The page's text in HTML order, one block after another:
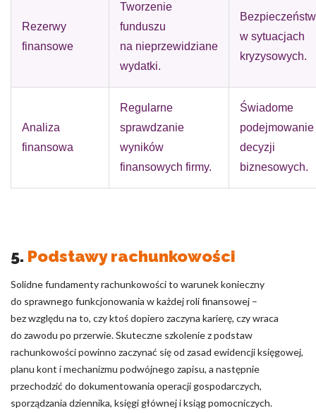
Rezerwy
finansowe
Tworzenie
funduszu
na nieprzewidziane
wydatki.
w sytuacjach
kryzysowych.
Analiza
finansowa
Regularne
sprawdzanie
wyników
finansowych firmy.
Świadome
podejmowanie
decyzji
biznesowych.
5. Podstawy rachunkowości
Solidne fundamenty rachunkowości to warunek konieczny
do sprawnego funkcjonowania w każdej roli finansowej –
bez względu na to, czy ktoś dopiero zaczyna karierę, czy wraca
do zawodu po przerwie. Skuteczne szkolenie z podstaw
rachunkowości powinno zaczynać się od zasad ewidencji księgowej,
planu kont i mechanizmu podwójnego zapisu, a następnie
przechodzić do dokumentowania operacji gospodarczych,
sporządzania dziennika, księgi głównej i ksiąg pomocniczych.